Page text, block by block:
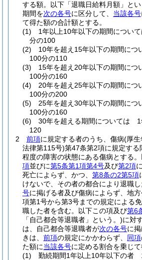
する額。以下「退職日給料月額」と
期間を次の各号に区分して、 当該各号
て得た額の合計額とする。
(1)
1年以上10年以下の期間につ
分の100
(2)
10年を超え15年以下の期間に
100分の110
(3)
15年を超え20年以下の期間に
100分の160
(4)
20年を超え25年以下の期間に
100分の200
(5)
25年を超え30年以下の期間に
100分の160
(6)
30年を超える期間については
120
2
前項に規定する者のうち、傷病(厚生
法律第115号)第47条第2項に規定する
程度の障害の状態にある傷病とする。
項並びに第5条第1項第4号及び第2項
死亡によらず、かつ、 第8条の2第5項
けないで、その者の都合により退職
号に掲げる者及び傷病によらず、地
項第1号から第3号までの規定による
職した者を含む。以下この項及び第6
「自己都合等退職者」という。)に対
は、自己都合等退職者が次の各号に
きは、 前項の規定にかかわらず、 同項
た額に当該各号に定める割合を乗じて
(1)
勤続期間1年以上10年以下の者